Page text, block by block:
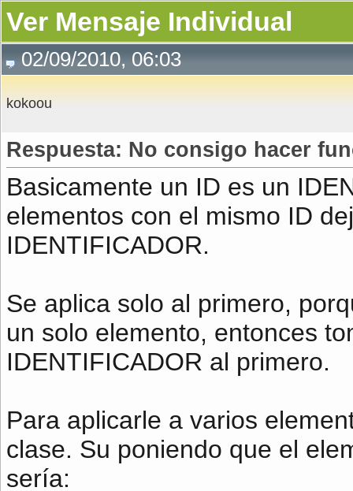
Ver Mensaje Individual
02/09/2010, 06:03
kokoou
Respuesta: No consigo hacer
Basicamente un ID es un
elementos con el mismo ID
IDENTIFICADOR.
Se aplica solo al primero,
un solo elemento, entonces
IDENTIFICADOR al primero.
Para aplicarle a varios
clase. Su poniendo que el
sería: